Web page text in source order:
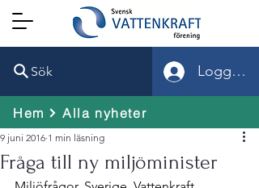
Sök Logga in
Hem Alla nyheter
Fråga till ny miljöminister
9 juni 2016 1 min läsning